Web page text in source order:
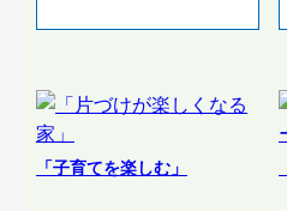
「子育てを楽しむ」